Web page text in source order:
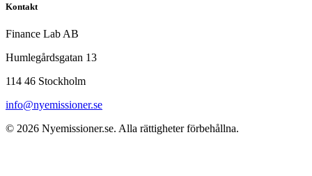
Kontakt
Finance Lab AB
Humlegårdsgatan 13
114 46 Stockholm
info@nyemissioner.se
© 2026 Nyemissioner.se. Alla rättigheter förbehållna.